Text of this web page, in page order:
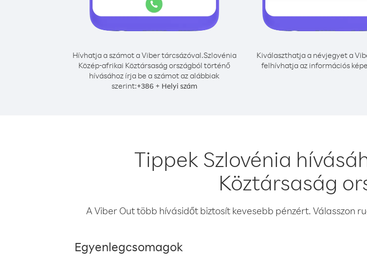
Hívhatja a számot a Viber tárcsázóval.Szlovénia
Közép-afrikai Köztársaság országból történő
hívásához írja be a számot az alábbiak
szerint:+386 + Helyi szám
Kiválaszthatja a névjegyet a
felhívhatja az információs
Tippek Szlovénia
Köztársaság
A Viber Out több hívásidőt biztosít kevesebb pénzért. Válasszon
Egyenlegcsomagok